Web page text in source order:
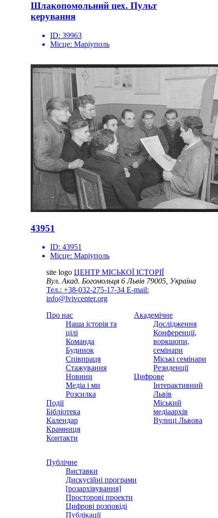
Шлакопомольний цех. Пульт
керування
ID: 39963
Місце: Маріуполь
43951
ID: 43951
Місце: Маріуполь
site logo ЦЕНТР МІСЬКОЇ ІСТОРІЇ
Вул. Акад. Богомольця 6Львів 79005, Україна
Тел.: +38-032-275-17-34 E-mail:
info@lvivcenter.org
Про нас
Наша історія та
цілі
Команда
Будинок
Співпраця
Стажування
Новини
Медіа і ми
Розсилка
Події
Бібліотека
Календар
Крамниця
Контакти
Академічне
Дослідження
Конференції,
воркшопи,
семінари
Міські семінари
Резиденції
Цифрове
Інтерактивний
Львів
Міський
медіаархів
Вулиці Львова
Публічне
Виставки
Дискусійні програми
[розархівування]
Просторові проекти
Цифрові розповіді
Публікації